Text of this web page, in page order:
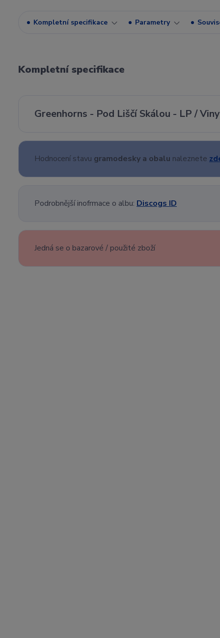
Kompletní specifikace Parametry
Kompletní specifikace
Greenhorns - Pod Liščí Skálou - LP /
Hodnocení stavu gramodesky a obalu naleznete
Podrobnější inofrmace o albu: Discogs ID
Jedná se o bazarové / použité zboží